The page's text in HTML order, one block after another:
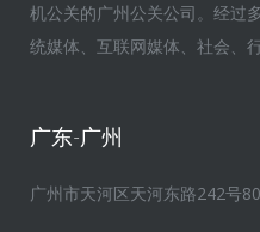
机公关的广州公关公司。经过
统媒体、互联网媒体、社会、
广东-广州
广州市天河区天河东路242号